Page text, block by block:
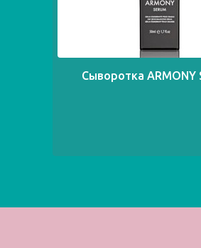
Сыворотка ARMONY